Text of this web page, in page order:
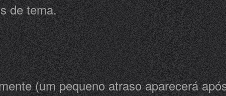
de tema.
(um pequeno atraso aparecerá